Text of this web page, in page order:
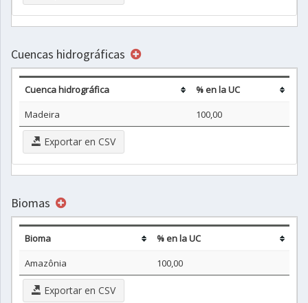
Cuencas hidrográficas
Cuenca hidrográfica
% en la UC
Madeira
100,00
Exportar en CSV
Biomas
Bioma
% en la UC
Amazônia
100,00
Exportar en CSV